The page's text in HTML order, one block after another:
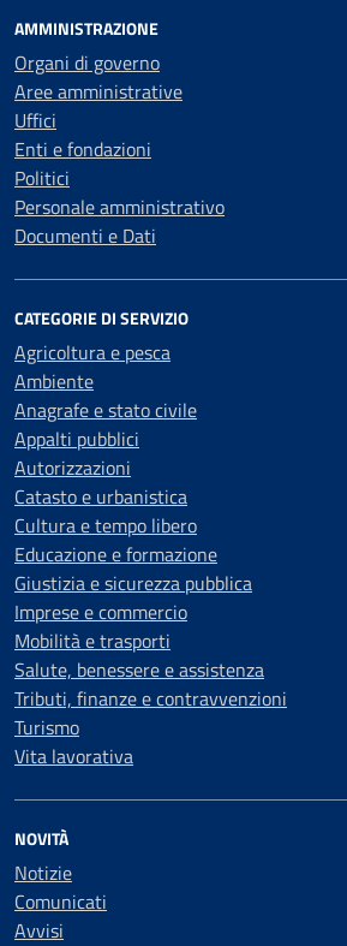
AMMINISTRAZIONE
Organi di governo
Aree amministrative
Uffici
Enti e fondazioni
Politici
Personale amministrativo
Documenti e Dati
CATEGORIE DI SERVIZIO
Agricoltura e pesca
Ambiente
Anagrafe e stato civile
Appalti pubblici
Autorizzazioni
Catasto e urbanistica
Cultura e tempo libero
Educazione e formazione
Giustizia e sicurezza pubblica
Imprese e commercio
Mobilità e trasporti
Salute, benessere e assistenza
Tributi, finanze e contravvenzioni
Turismo
Vita lavorativa
NOVITÀ
Notizie
Comunicati
Avvisi